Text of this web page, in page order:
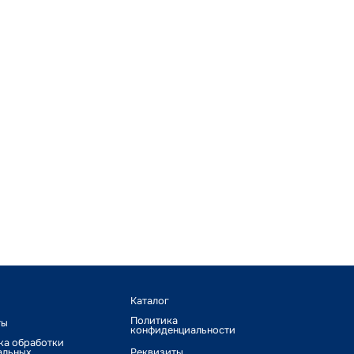
обработки
Каталог
Политика
конфиденциальности